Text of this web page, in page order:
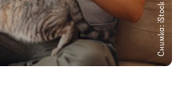
Снимка: iStock